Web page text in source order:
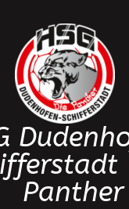
Panther